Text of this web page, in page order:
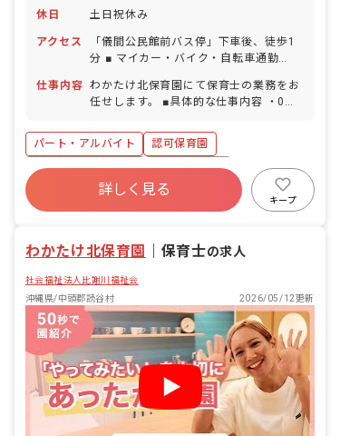
休日 土日祝休み
アクセス
「儀間公民館前バス停」下車後、徒歩1
分 ■ マイカー・バイク・自転車通勤
仕事内容 わかたけ北保育園にて保育士の業務をお
任せします。 ■具体的な仕事内容 ・0歳
園外保育見守り・食事・お昼寝見守り・
お掃除など） ※基本的に同じクラスに配
属されます
パート・アルバイト
認可保育園
ボーナス・賞与あり
社会保険完備
有給
福利厚生充実
詳しく見る
キープ
わかたけ北保育園 保育士の求人
社会福祉法人比謝川福祉会
沖縄県/中頭郡読谷村
2026/05/12更新